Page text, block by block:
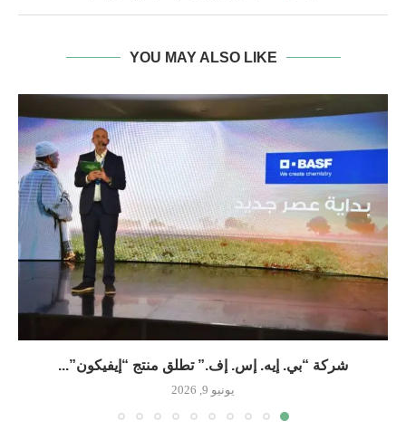
YOU MAY ALSO LIKE
شركة “بي. إيه. إس. إف.” تطلق منتج “إيفيكون”...
يونيو 9, 2026